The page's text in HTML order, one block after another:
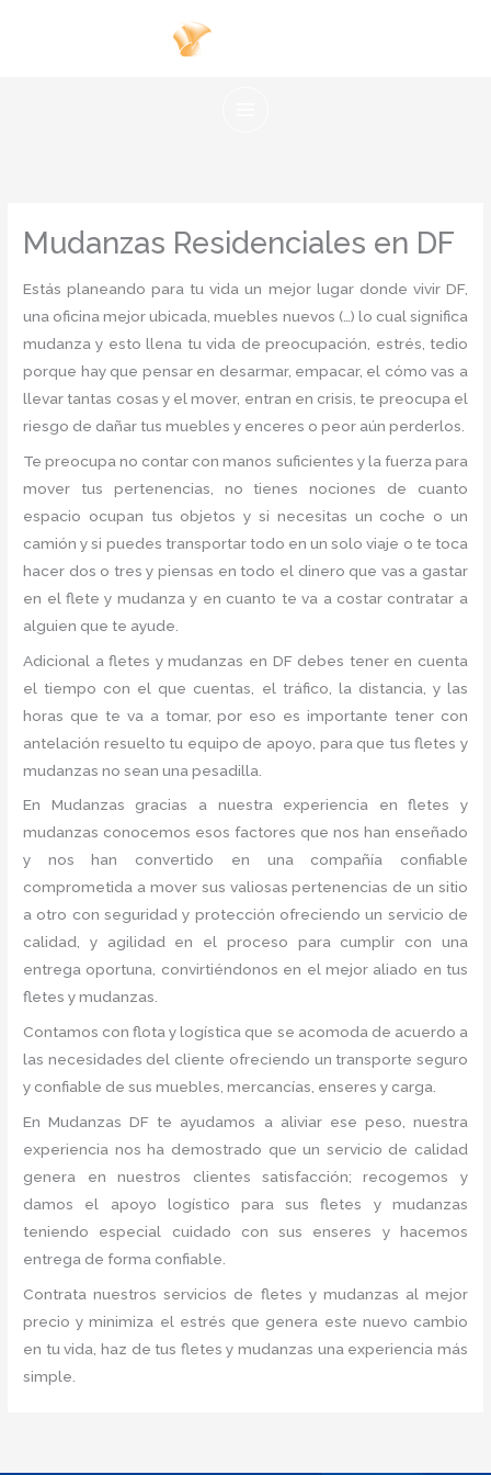
Mudanzas Residenciales en DF
Estás planeando para tu vida un mejor lugar donde vivir DF,
una oficina mejor ubicada, muebles nuevos (…) lo cual significa
mudanza y esto llena tu vida de preocupación, estrés, tedio
porque hay que pensar en desarmar, empacar, el cómo vas a
llevar tantas cosas y el mover, entran en crisis, te preocupa el
riesgo de dañar tus muebles y enceres o peor aún perderlos.
Te preocupa no contar con manos suficientes y la fuerza para
mover tus pertenencias, no tienes nociones de cuanto
espacio ocupan tus objetos y si necesitas un coche o un
camión y si puedes transportar todo en un solo viaje o te toca
hacer dos o tres y piensas en todo el dinero que vas a gastar
en el flete y mudanza y en cuanto te va a costar contratar a
alguien que te ayude.
Adicional a fletes y mudanzas en DF debes tener en cuenta
el tiempo con el que cuentas, el tráfico, la distancia, y las
horas que te va a tomar, por eso es importante tener con
antelación resuelto tu equipo de apoyo, para que tus fletes y
mudanzas no sean una pesadilla.
En Mudanzas gracias a nuestra experiencia en fletes y
mudanzas conocemos esos factores que nos han enseñado
y nos han convertido en una compañía confiable
comprometida a mover sus valiosas pertenencias de un sitio
a otro con seguridad y protección ofreciendo un servicio de
calidad, y agilidad en el proceso para cumplir con una
entrega oportuna, convirtiéndonos en el mejor aliado en tus
fletes y mudanzas.
Contamos con flota y logística que se acomoda de acuerdo a
las necesidades del cliente ofreciendo un transporte seguro
y confiable de sus muebles, mercancías, enseres y carga.
En Mudanzas DF te ayudamos a aliviar ese peso, nuestra
experiencia nos ha demostrado que un servicio de calidad
genera en nuestros clientes satisfacción; recogemos y
damos el apoyo logístico para sus fletes y mudanzas
teniendo especial cuidado con sus enseres y hacemos
entrega de forma confiable.
Contrata nuestros servicios de fletes y mudanzas al mejor
precio y minimiza el estrés que genera este nuevo cambio
en tu vida, haz de tus fletes y mudanzas una experiencia más
simple.